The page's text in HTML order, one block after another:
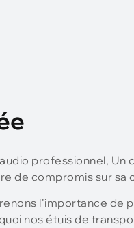
professionnel, Un
de compromis sur sa
l'importance de
nos étuis de